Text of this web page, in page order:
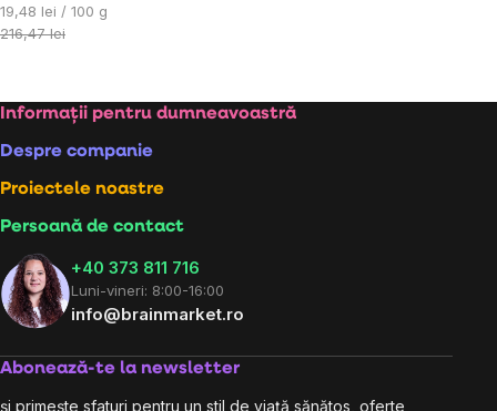
Evaluare
preţ:
19,48 lei / 100 g
216,47 lei
Subsol
Informații pentru dumneavoastră
Despre companie
Proiectele noastre
Persoană de contact
+40 373 811 716
Luni-vineri: 8:00-16:00
info@brainmarket.ro
Abonează-te la newsletter
și primește sfaturi pentru un stil de viață sănătos, oferte